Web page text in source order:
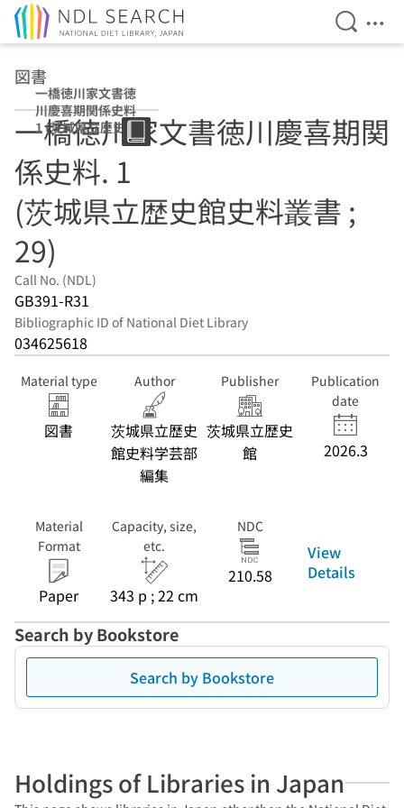
Open
図書
一橋徳川家文書徳
川慶喜期関係史料
1 (茨城県立歴史館
史料叢書 ; 29)
一橋徳川家文書徳川慶喜期関
係史料. 1
(茨城県立歴史館史料叢書 ;
29)
Call No. (NDL)
GB391-R31
Bibliographic ID of National Diet Library
034625618
Material type
図書
Author
茨城県立歴史
館史料学芸部
編集
Publisher
茨城県立歴史
館
Publication
date
2026.3
Material
Format
Paper
Capacity, size,
etc.
343 p ; 22 cm
NDC
210.58
View
Details
Search by Bookstore
Search by Bookstore
Holdings of Libraries in Japan